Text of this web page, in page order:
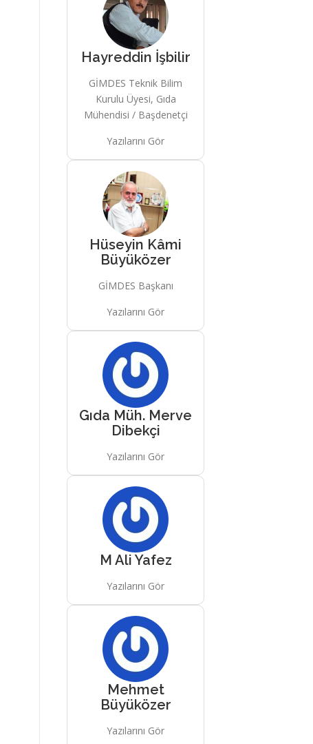
Hayreddin İşbilir
GİMDES Teknik Bilim
Kurulu Üyesi, Gıda
Mühendisi / Başdenetçi
Yazılarını Gör
Hüseyin Kâmi
Büyüközer
GİMDES Başkanı
Yazılarını Gör
Gıda Müh. Merve
Dibekçi
Yazılarını Gör
M Ali Yafez
Yazılarını Gör
Mehmet
Büyüközer
Yazılarını Gör